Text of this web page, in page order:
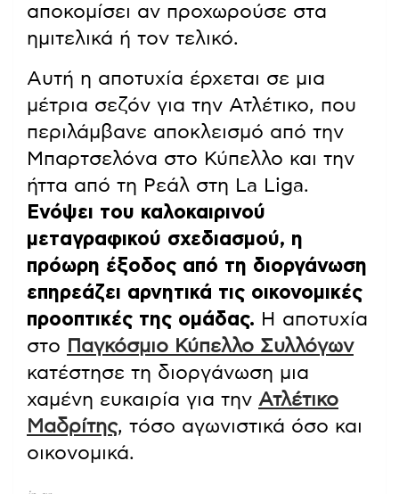
αποκομίσει αν προχωρούσε στα
ημιτελικά ή τον τελικό.
Αυτή η αποτυχία έρχεται σε μια
μέτρια σεζόν για την Ατλέτικο, που
περιλάμβανε αποκλεισμό από την
Μπαρτσελόνα στο Κύπελλο και την
ήττα από τη Ρεάλ στη La Liga.
Ενόψει του καλοκαιρινού
μεταγραφικού σχεδιασμού, η
πρόωρη έξοδος από τη διοργάνωση
επηρεάζει αρνητικά τις οικονομικές
προοπτικές της ομάδας. Η αποτυχία
στο Παγκόσμιο Κύπελλο Συλλόγων
κατέστησε τη διοργάνωση μια
χαμένη ευκαιρία για την Ατλέτικο
Μαδρίτης, τόσο αγωνιστικά όσο και
οικονομικά.